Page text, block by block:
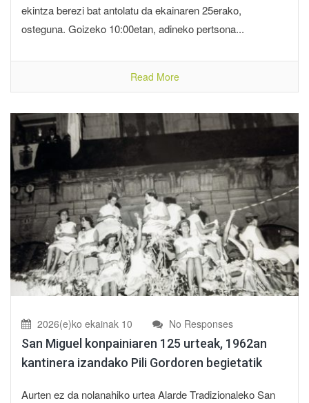
ekintza berezi bat antolatu da ekainaren 25erako,
osteguna. Goizeko 10:00etan, adineko pertsona...
Read More
2026(e)ko ekainak 10 No Responses
San Miguel konpainiaren 125 urteak, 1962an
kantinera izandako Pili Gordoren begietatik
Aurten ez da nolanahiko urtea Alarde Tradizionaleko San